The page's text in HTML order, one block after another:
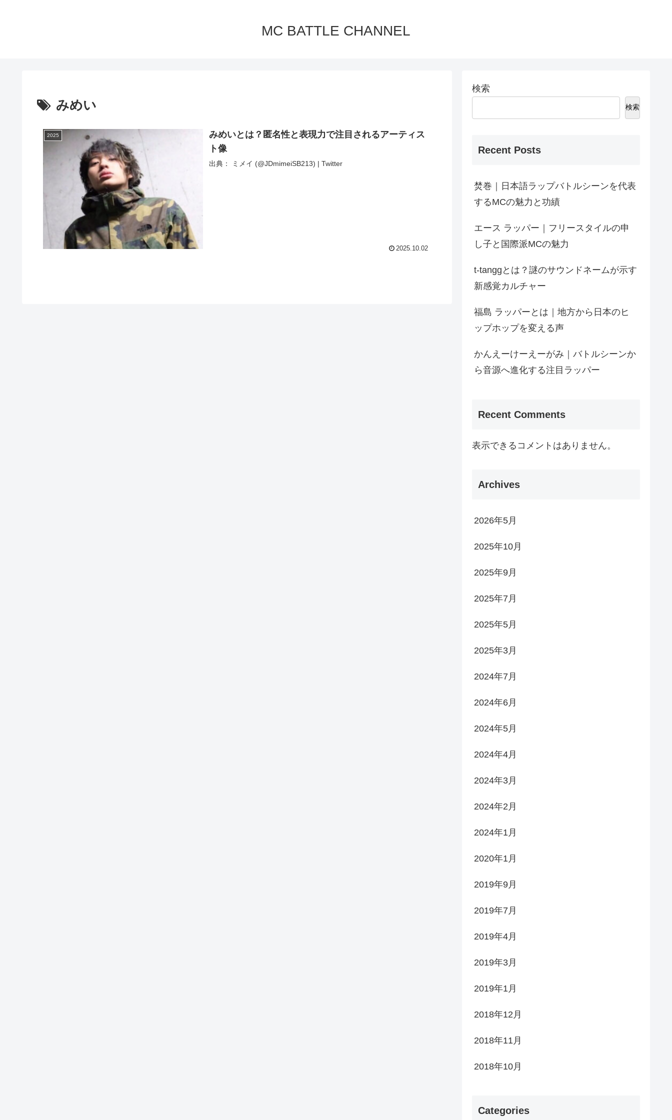
MC BATTLE CHANNEL
みめい
2025
みめいとは？匿名性と表現力で注目されるアーティス
ト像
出典： ミメイ (@JDmimeiSB213) | Twitter
2025.10.02
検索
検索
Recent Posts
焚巻｜日本語ラップバトルシーンを代表
するMCの魅力と功績
エース ラッパー｜フリースタイルの申
し子と国際派MCの魅力
t-tanggとは？謎のサウンドネームが示す
新感覚カルチャー
福島 ラッパーとは｜地方から日本のヒ
ップホップを変える声
かんえーけーえーがみ｜バトルシーンか
ら音源へ進化する注目ラッパー
Recent Comments
表示できるコメントはありません。
Archives
2026年5月
2025年10月
2025年9月
2025年7月
2025年5月
2025年3月
2024年7月
2024年6月
2024年5月
2024年4月
2024年3月
2024年2月
2024年1月
2020年1月
2019年9月
2019年7月
2019年4月
2019年3月
2019年1月
2018年12月
2018年11月
2018年10月
Categories